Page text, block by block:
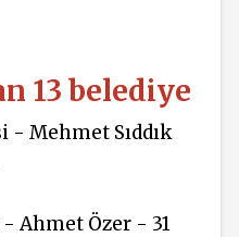
13 belediye
- Mehmet Sıddık
Ahmet Özer - 31